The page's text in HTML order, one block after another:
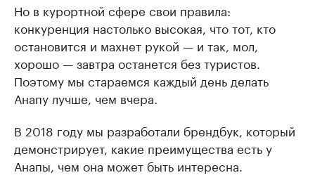
Но в курортной сфере свои правила:
конкуренция настолько высокая, что тот, кто
остановится и махнет рукой — и так, мол,
хорошо — завтра останется без туристов.
Поэтому мы стараемся каждый день делать
Анапу лучше, чем вчера.
В 2018 году мы разработали брендбук, который
демонстрирует, какие преимущества есть у
Анапы, чем она может быть интересна.